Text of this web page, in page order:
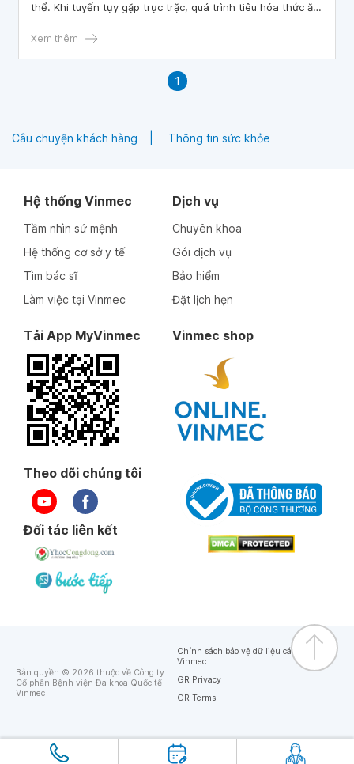
thể. Khi tuyến tụy gặp trục trặc, quá trình tiêu hóa thức ăn
nhiều triệu chứng khó chịu và các biến chứng nguy hiểm.
Xem thêm
1
Câu chuyện khách hàng Thông tin sức khỏe
Hệ thống Vinmec
Tầm nhìn sứ mệnh
Hệ thống cơ sở y tế
Tìm bác sĩ
Làm việc tại Vinmec
Dịch vụ
Chuyên khoa
Gói dịch vụ
Bảo hiểm
Đặt lịch hẹn
Tải App MyVinmec Vinmec shop
Theo dõi chúng tôi
Đối tác liên kết
Bản quyền © 2026 thuộc về Công ty
Cổ phần Bệnh viện Đa khoa Quốc tế
Vinmec
Chính sách bảo vệ dữ liệu cá nhân của
Vinmec
GR Privacy
GR Terms